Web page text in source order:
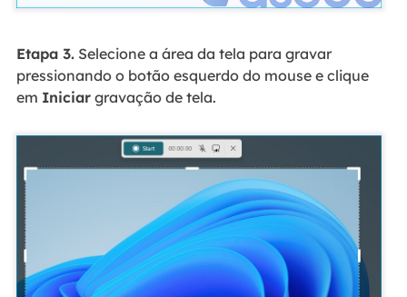
Etapa 3.Selecione a área da tela para gravar
pressionando o botão esquerdo do mouse e clique
em Iniciargravação de tela.